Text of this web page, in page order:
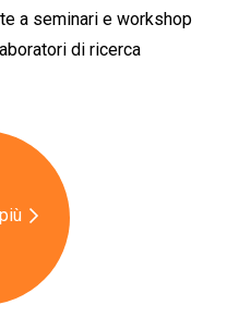
a seminari e workshop
di ricerca